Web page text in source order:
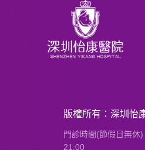
版權所有：深圳怡
門診時間(節假日無休
21:00